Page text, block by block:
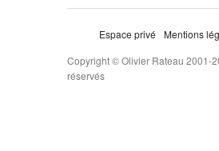
Espace privé
Mentions
Copyright © Olivier Rateau 2001-
réservés